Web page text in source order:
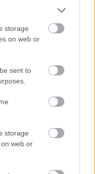
storage
on web or
sent to
storage
web or
szakasz indult be a